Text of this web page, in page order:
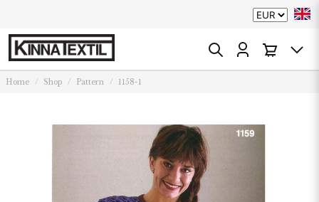
Home Shop Pattern 1158-1